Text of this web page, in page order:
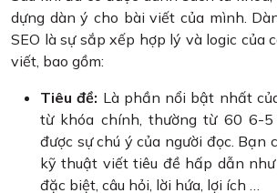
dựng dàn ý cho bài viết của mình.
SEO là sự sắp xếp hợp lý và logic của
viết, bao gồm:
Tiêu đề: Là phần nổi bật nhất
từ khóa chính, thường từ 60 6-
được sự chú ý của người đọc. Bạn
kỹ thuật viết tiêu đề hấp dẫn
đặc biệt, câu hỏi, lời hứa, lợi ích …